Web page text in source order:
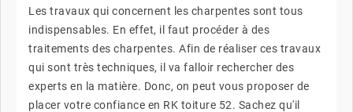
Les travaux qui concernent les charpentes sont tous
indispensables. En effet, il faut procéder à des
traitements des charpentes. Afin de réaliser ces travaux
qui sont très techniques, il va falloir rechercher des
experts en la matière. Donc, on peut vous proposer de
placer votre confiance en RK toiture 52. Sachez qu'il